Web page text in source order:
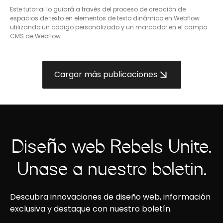
Este tutorial lo guiará a través del proceso de creación de
espacios de texto en elementos de texto dinámico en Webflow
utilizando un código personalizado y un marcador en el campo
CMS de Webflow.
Cargar más publicaciones
Diseño web Rebels Unite.
Únase a nuestro boletín.
Descubra innovaciones de diseño web, información
exclusiva y destaque con nuestro boletín.